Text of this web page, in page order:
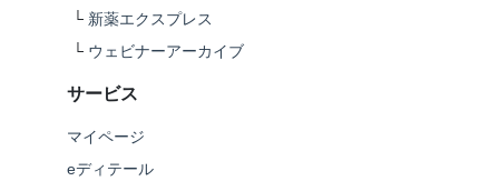
└ 新薬エクスプレス
└ ウェビナーアーカイブ
サービス
マイページ
eディテール